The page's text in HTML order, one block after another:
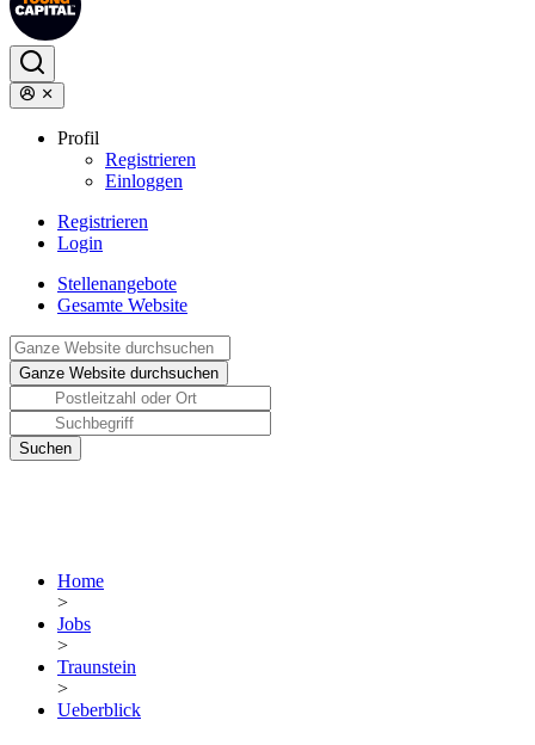
Profil
Registrieren
Einloggen
Registrieren
Login
Stellenangebote
Gesamte Website
Home
>
Jobs
>
Traunstein
>
Ueberblick